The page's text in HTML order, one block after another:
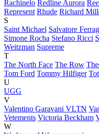
Rachinelo Redline Aurora
Represent Rhude Richard
S
Saint Michael Salvatore
Simone Rocha Stefano Ricci
Weitzman Supreme
T
The North Face The Row
Tom Ford Tommy Hilfiger
U
UGG
V
Valentino Garavani VLTN
Vetements Victoria Beckham
W